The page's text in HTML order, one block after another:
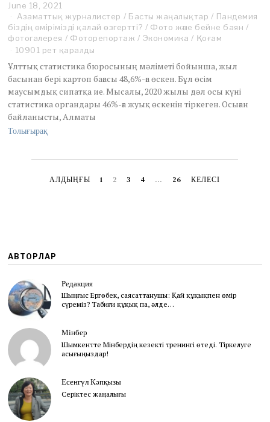
June 18, 2021
u
n
e
3
,
2
0
2
1
Азаматтық журналистер / Басты жаңалықтар / Пандемия
біздің өмірімізді қалай өзгертті? / Фото және бейне баян /
фотогалерея / Фоторепортаж / Экономика / Қоғам
10901 рет қаралды
Ұлттық статистика бюросының мәліметі бойынша, жыл
басынан бері картоп бағасы 48,6%-ға өскен. Бұл өсім
маусымдық сипатқа ие. Мысалы, 2020 жылы дәл осы күні
статистика органдары 46%-ға жуық өскенін тіркеген. Осыған
байланысты, Алматы
Толығырақ
АЛДЫҢҒЫ 1 2 3 4 … 26 КЕЛЕСІ
АВТОРЛАР
Редакция
Шыңғыс Ергөбек, cаясаттанушы: Қай құқықпен өмір
сүреміз? Табиғи құқық па, әлде…
Мінбер
Шымкентте Мінбердің кезекті тренингі өтеді. Тіркелуге
асығыңыздар!
Есенгүл Кәпқызы
Серіктес жаңалығы